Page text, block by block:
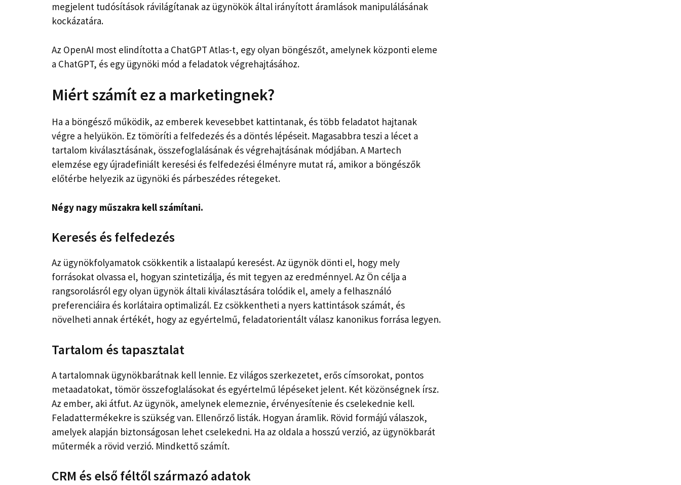
megjelent tudósítások rávilágítanak az ügynökök által irányított áramlások manipulálásának
kockázatára.
Az OpenAI most elindította a ChatGPT Atlas-t, egy olyan böngészőt, amelynek központi eleme
a ChatGPT, és egy ügynöki mód a feladatok végrehajtásához.
Miért számít ez a marketingnek?
Ha a böngésző működik, az emberek kevesebbet kattintanak, és több feladatot hajtanak
végre a helyükön. Ez tömöríti a felfedezés és a döntés lépéseit. Magasabbra teszi a lécet a
tartalom kiválasztásának, összefoglalásának és végrehajtásának módjában. A Martech
elemzése egy újradefiniált keresési és felfedezési élményre mutat rá, amikor a böngészők
előtérbe helyezik az ügynöki és párbeszédes rétegeket.
Négy nagy műszakra kell számítani.
Keresés és felfedezés
Az ügynökfolyamatok csökkentik a listaalapú keresést. Az ügynök dönti el, hogy mely
forrásokat olvassa el, hogyan szintetizálja, és mit tegyen az eredménnyel. Az Ön célja a
rangsorolásról egy olyan ügynök általi kiválasztására tolódik el, amely a felhasználó
preferenciáira és korlátaira optimalizál. Ez csökkentheti a nyers kattintások számát, és
növelheti annak értékét, hogy az egyértelmű, feladatorientált válasz kanonikus forrása legyen.
Tartalom és tapasztalat
A tartalomnak ügynökbarátnak kell lennie. Ez világos szerkezetet, erős címsorokat, pontos
metaadatokat, tömör összefoglalásokat és egyértelmű lépéseket jelent. Két közönségnek írsz.
Az ember, aki átfut. Az ügynök, amelynek elemeznie, érvényesítenie és cselekednie kell.
Feladattermékekre is szükség van. Ellenőrző listák. Hogyan áramlik. Rövid formájú válaszok,
amelyek alapján biztonságosan lehet cselekedni. Ha az oldala a hosszú verzió, az ügynökbarát
műtermék a rövid verzió. Mindkettő számít.
CRM és első féltől származó adatok